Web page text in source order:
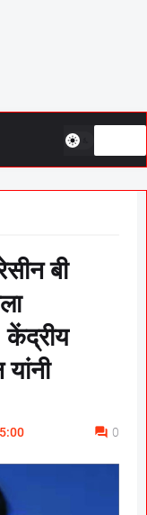
बी
यांनी
0